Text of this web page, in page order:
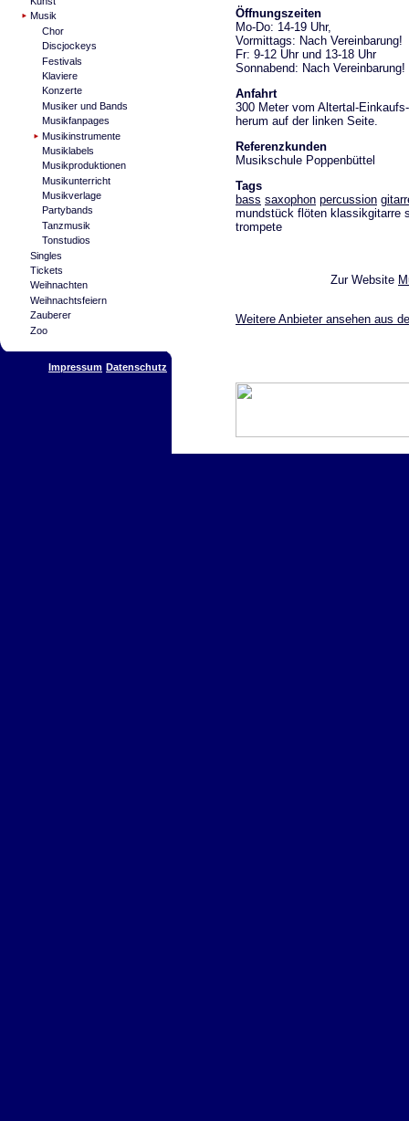
Musik
Chor
Discjockeys
Festivals
Klaviere
Konzerte
Musiker und Bands
Musikfanpages
Musikinstrumente
Musiklabels
Musikproduktionen
Musikunterricht
Musikverlage
Partybands
Tanzmusik
Tonstudios
Singles
Tickets
Weihnachten
Weihnachtsfeiern
Zauberer
Zoo
Impressum Datenschutz
Öffnungszeiten
Mo-Do: 14-19 Uhr,
Vormittags: Nach Vereinbarung!
Fr: 9-12 Uhr und 13-18 Uhr
Sonnabend: Nach Vereinbarung!
Anfahrt
300 Meter vom Altertal-
herum auf der linken Seite.
Referenzkunden
Musikschule Poppenbüttel
Tags
bass saxophon percussion
mundstück flöten klassikgitarre
trompete
Zur Website
Weitere Anbieter ansehen aus